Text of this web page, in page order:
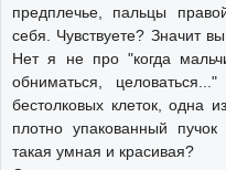
предплечье, пальцы
себя. Чувствуете? Значит
Нет я не про "когда
обниматься,
бестолковых клеток, одна
плотно упакованный
такая умная и красивая?